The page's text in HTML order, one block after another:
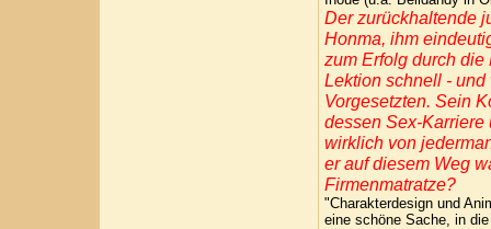
Der zurückhaltende
Honma, ihm
zum Erfolg durch die
Lektion schnell -
Vorgesetzten. Sein
dessen Sex-
wirklich von
er auf diesem Weg
Firmenmatratze?
"Charakterdesign und
eine schöne Sache, in